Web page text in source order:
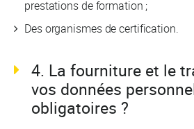
prestations de formation ;
Des organismes de certification.
4. La fourniture et le
vos données
obligatoires ?